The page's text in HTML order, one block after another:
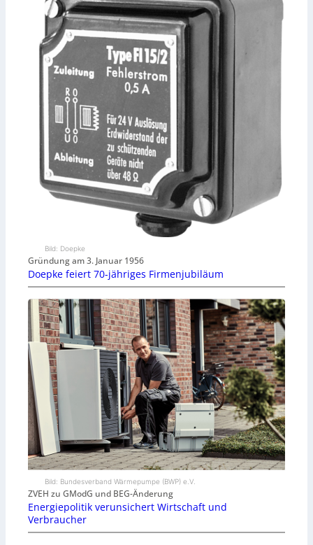
Bild: Doepke
Gründung am 3. Januar 1956
Doepke feiert 70-jähriges Firmenjubiläum
Bild: Bundesverband Wärmepumpe (BWP) e.V.
ZVEH zu GModG und BEG-Änderung
Energiepolitik verunsichert Wirtschaft und
Verbraucher